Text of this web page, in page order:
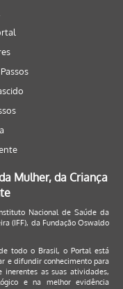
Mulher, da Criança
Nacional de Saúde da
(IFF), da Fundação Oswaldo
todo o Brasil, o Portal está
e difundir conhecimento para
inerentes as suas atividades,
e na melhor evidência